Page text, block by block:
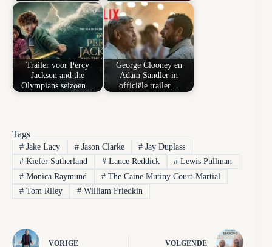
Trailer voor Percy
Jackson and the
Olympians seizoen…
George Clooney en
Adam Sandler in
officiële trailer…
Tags
#Jake Lacy #Jason Clarke # Jay Duplass
#Kiefer Sutherland #Lance Reddick # Lewis Pullman
#Monica Raymund #The Caine Mutiny Court-Martial
#Tom Riley #William Friedkin
VORIGE VOLGENDE